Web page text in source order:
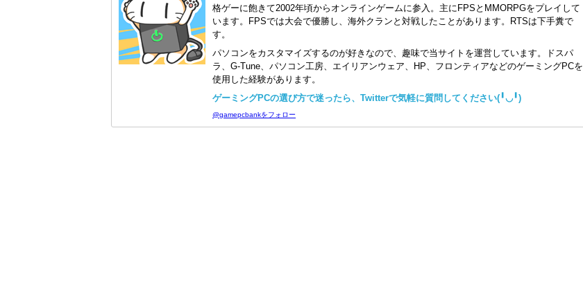
格ゲーに飽きて2002年頃からオンラインゲームに参入。主にFPSとMMORPGをプレイして
います。FPSでは大会で優勝し、海外クランと対戦したことがあります。RTSは下手糞で
す。
パソコンをカスタマイズするのが好きなので、趣味で当サイトを運営しています。ドスパ
ラ、G-Tune、パソコン工房、エイリアンウェア、HP、フロンティアなどのゲーミングPCを
使用した経験があります。
ゲーミングPCの選び方で迷ったら、Twitterで気軽に質問してください(╹◡╹)
@gamepcbankをフォロー